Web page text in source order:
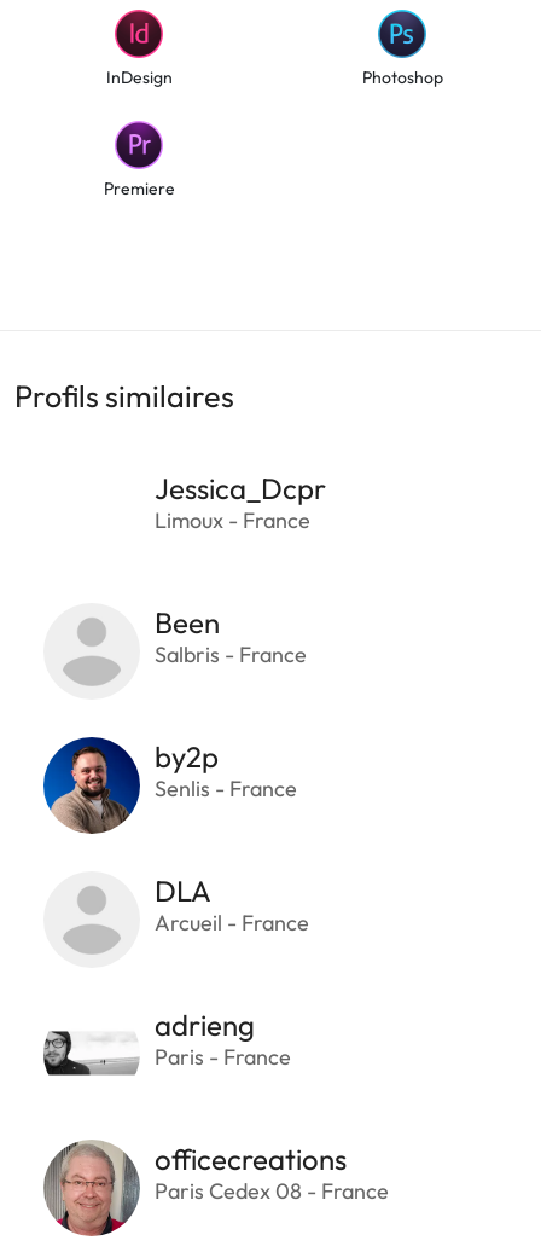
InDesign Photoshop
Premiere
Profils similaires
Jessica_Dcpr
Limoux - France
Been
Salbris - France
by2p
Senlis - France
DLA
Arcueil - France
adrieng
Paris - France
officecreations
Paris Cedex 08 - France